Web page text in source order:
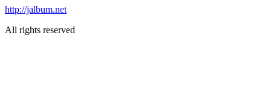
http://jalbum.net
All rights reserved